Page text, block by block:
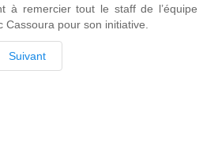
à remercier tout le staff de
Cassoura pour son initiative.
Suivant